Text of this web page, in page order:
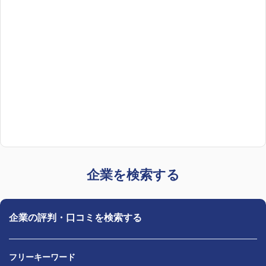
企業を検索する
企業の評判・口コミを検索する
フリーキーワード